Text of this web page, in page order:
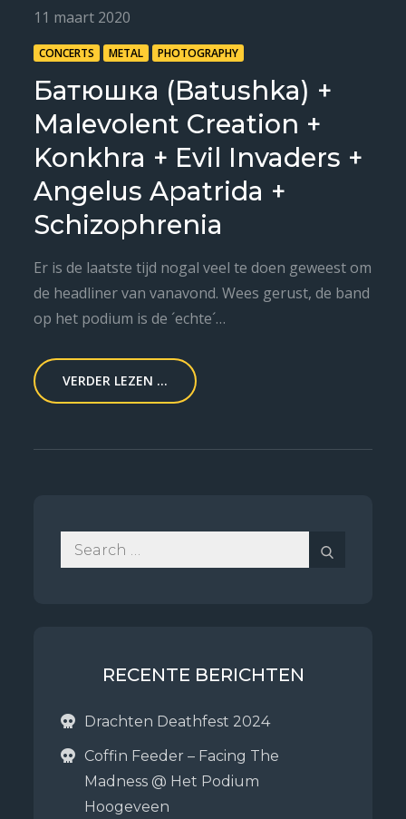
Posted
on
11 maart 2020
CONCERTS METAL PHOTOGRAPHY
Батюшка (Batushka) +
Malevolent Creation +
Konkhra + Evil Invaders +
Angelus Apatrida +
Schizophrenia
Er is de laatste tijd nogal veel te doen geweest om
de headliner van vanavond. Wees gerust, de band
op het podium is de ´echte´…
VERDER LEZEN ...
Search
for:
RECENTE BERICHTEN
Drachten Deathfest 2024
Coffin Feeder – Facing The
Madness @ Het Podium
Hoogeveen